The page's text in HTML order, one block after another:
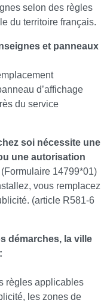
selon des règles
du territoire français.
et panneaux
d’affichage
du service
soi nécessite une
une autorisation
14799*01)
vous remplacez
(article R581-6
démarches, la ville
règles applicables
les zones de